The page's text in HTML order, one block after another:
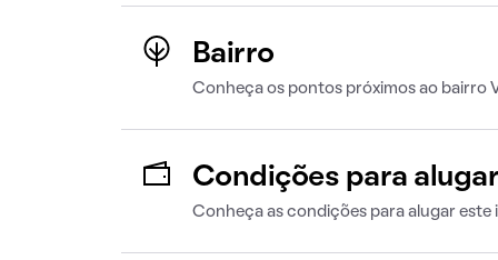
Bairro
Conheça os pontos próximos ao bairro
Condições para
Conheça as condições para alugar este